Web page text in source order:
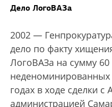
Дело ЛогоВАЗа
2002 —
дело по факту
ЛогоВАЗа на сумму
неденоминированных
годах в ходе сделки с
администрацией